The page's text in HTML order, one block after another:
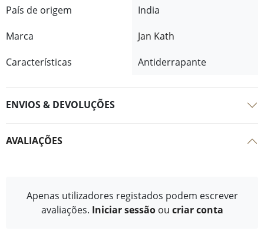
País de origem
India
Marca
Jan Kath
Características
Antiderrapante
ENVIOS & DEVOLUÇÕES
AVALIAÇÕES
Apenas utilizadores registados podem escrever
avaliações. Iniciar sessão ou criar conta